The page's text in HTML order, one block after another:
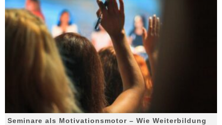
Seminare als Motivationsmotor – Wie Weiterbildung